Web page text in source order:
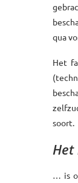
qua
Het
soort.
… is